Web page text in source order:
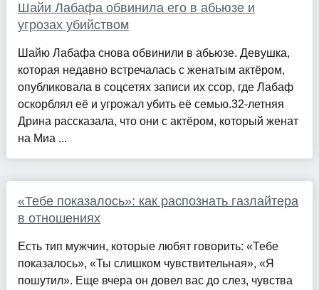
Шайи Лабафа обвинила его в абьюзе и
угрозах убийством
Шайю Лабафа снова обвинили в абьюзе. Девушка,
которая недавно встречалась с женатым актёром,
опубликовала в соцсетях записи их ссор, где Лабаф
оскорблял её и угрожал убить её семью.32-летняя
Дрина рассказала, что они с актёром, который женат
на Миа ...
«Тебе показалось»: как распознать газлайтера
в отношениях
Есть тип мужчин, которые любят говорить: «Тебе
показалось», «Ты слишком чувствительная», «Я
пошутил». Еще вчера он довел вас до слез, чувства